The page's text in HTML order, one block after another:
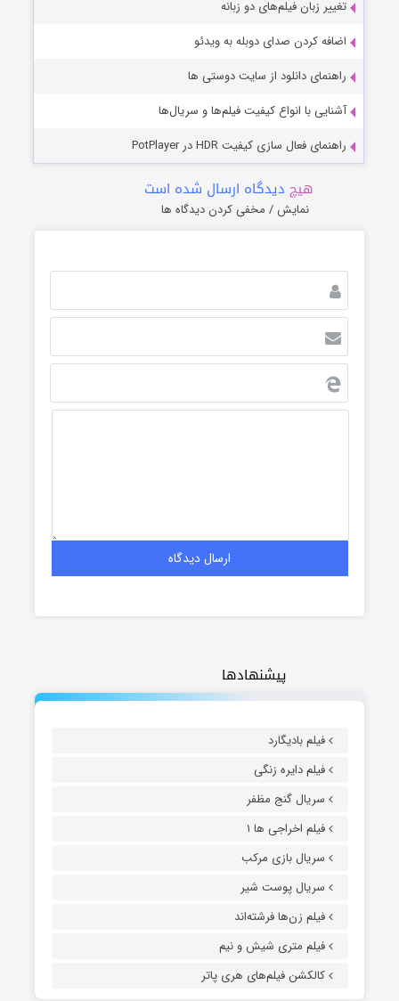
پیشنهادها
فیلم بادیگارد
فیلم دایره زنگی
سریال گنج مظفر
فیلم اخراجی ها ۱
سریال بازی مرکب
سریال پوست شیر
فیلم زن‌ها فرشته‌اند
فیلم متری شیش و نیم
کالکشن فیلم‌های هری پاتر
تغییر زبان فیلم‌های دو زبانه
اضافه کردن صدای دوبله به ویدئو
راهنمای دانلود از سایت دوستی ها
آشنایی با انواع کیفیت فیلم‌ها و سریال‌ها
راهنمای فعال سازی کیفیت HDR در PotPlayer
هیچ دیدگاه ارسال شده است
نمایش / مخفی کردن دیدگاه ها